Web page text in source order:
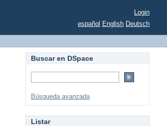
Login
español English Deutsch
Buscar en DSpace
Búsqueda avanzada
Listar